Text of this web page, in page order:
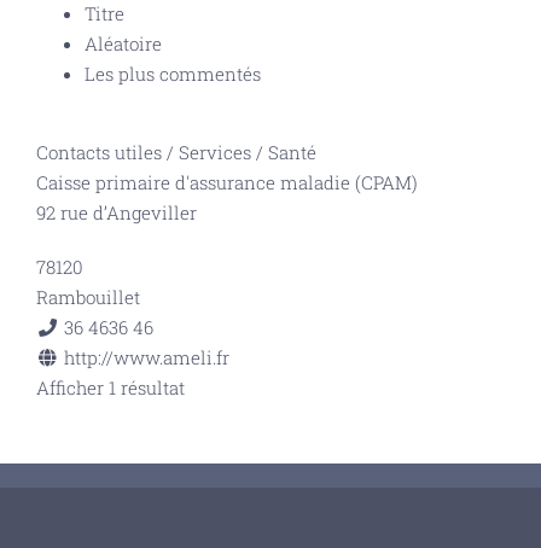
Titre
Aléatoire
Les plus commentés
Contacts utiles / Services / Santé
Caisse primaire d'assurance maladie (CPAM)
92 rue d’Angeviller
78120
Rambouillet
36 4636 46
http://www.ameli.fr
Afficher 1 résultat